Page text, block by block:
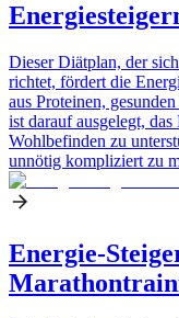
Dieser Diätplan, der
richtet, fördert die
aus Proteinen,
ist darauf ausgelegt,
Wohlbefinden zu
unnötig kompliziert zu
Energie-